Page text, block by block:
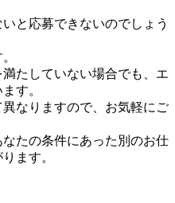
と応募できないのでしょう
たしていない場合でも、エ
す。
なりますので、お気軽にご
たの条件にあった別のお仕
ります。